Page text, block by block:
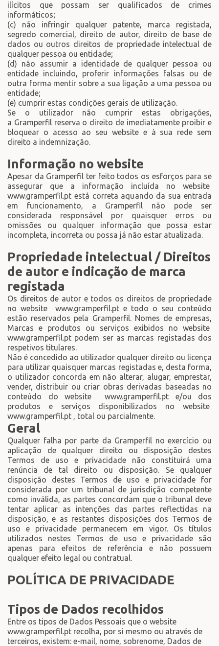
ilícitos que possam ser qualificados de crimes
informáticos;
(c) não infringir qualquer patente, marca registada,
segredo comercial, direito de autor, direito de base de
dados ou outros direitos de propriedade intelectual de
qualquer pessoa ou entidade;
(d) não assumir a identidade de qualquer pessoa ou
entidade incluindo, proferir informações falsas ou de
outra forma mentir sobre a sua ligação a uma pessoa ou
entidade;
(e) cumprir estas condições gerais de utilização.
Se o utilizador não cumprir estas obrigações,
a Gramperfil reserva o direito de imediatamente proibir e
bloquear o acesso ao seu website e à sua rede sem
direito a indemnização.
Informação no website
Apesar da Gramperfil ter feito todos os esforços para se
assegurar que a informação incluída no website
www.gramperfil.pt está correta aquando da sua entrada
em funcionamento, a Gramperfil não pode ser
considerada responsável por quaisquer erros ou
omissões ou qualquer informação que possa estar
incompleta, incorreta ou possa já não estar atualizada.
Propriedade intelectual / Direitos
de autor e indicação de marca
registada
Os direitos de autor e todos os direitos de propriedade
no website www.gramperfil.pt e todo o seu conteúdo
estão reservados pela Gramperfil. Nomes de empresas,
Marcas e produtos ou serviços exibidos no website
www.gramperfil.pt podem ser as marcas registadas dos
respetivos titulares.
Não é concedido ao utilizador qualquer direito ou licença
para utilizar quaisquer marcas registadas e, desta forma,
o utilizador concorda em não alterar, alugar, emprestar,
vender, distribuir ou criar obras derivadas baseadas no
conteúdo do website www.gramperfil.pt e/ou dos
produtos e serviços disponibilizados no website
www.gramperfil.pt , total ou parcialmente.
Geral
Qualquer falha por parte da Gramperfil no exercício ou
aplicação de qualquer direito ou disposição destes
Termos de uso e privacidade não constituirá uma
renúncia de tal direito ou disposição. Se qualquer
disposição destes Termos de uso e privacidade for
considerada por um tribunal de jurisdição competente
como inválida, as partes concordam que o tribunal deve
tentar aplicar as intenções das partes reflectidas na
disposição, e as restantes disposições dos Termos de
uso e privacidade permanecem em vigor. Os títulos
utilizados nestes Termos de uso e privacidade são
apenas para efeitos de referência e não possuem
qualquer efeito legal ou contratual.
POLÍTICA DE PRIVACIDADE
Tipos de Dados recolhidos
Entre os tipos de Dados Pessoais que o website
www.gramperfil.pt recolha, por si mesmo ou através de
terceiros, existem: e-mail, nome, sobrenome, Dados de